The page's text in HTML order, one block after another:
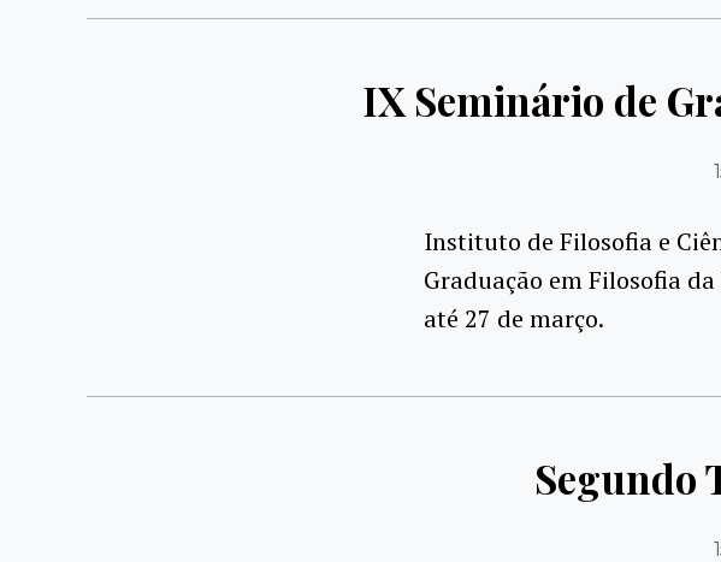
IX Seminário de
Instituto de Filosofia e
Graduação em Filosofia da
até 27 de março.
Segundo